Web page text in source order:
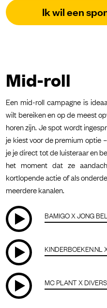
Ik wil een
Mid-roll
Een mid-roll campagne is
wilt bereiken en op de meest
horen zijn. Je spot wordt
je kiest voor de premium optie
je je direct tot de luisteraar en
het moment dat ze
kortlopende actie of als
meerdere kanalen.
BAMIGO X JONG
KINDERBOEKEN.NL
MC PLANT X